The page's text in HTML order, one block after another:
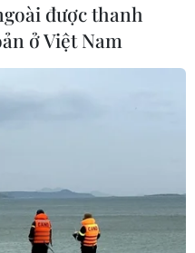
được thanh
ở Việt Nam